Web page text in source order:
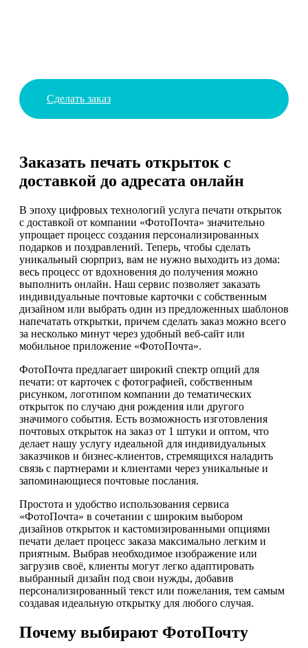
Сделать заказ
Заказать печать открыток с
доставкой до адресата онлайн
В эпоху цифровых технологий услуга печати открыток
с доставкой от компании «ФотоПочта» значительно
упрощает процесс создания персонализированных
подарков и поздравлений. Теперь, чтобы сделать
уникальный сюрприз, вам не нужно выходить из дома:
весь процесс от вдохновения до получения можно
выполнить онлайн. Наш сервис позволяет заказать
индивидуальные почтовые карточки с собственным
дизайном или выбрать один из предложенных шаблонов
напечатать открытки, причем сделать заказ можно всего
за несколько минут через удобный веб-сайт или
мобильное приложение «ФотоПочта».
ФотоПочта предлагает широкий спектр опций для
печати: от карточек с фотографией, собственным
рисунком, логотипом компании до тематических
открыток по случаю дня рождения или другого
значимого события. Есть возможность изготовления
почтовых открыток на заказ от 1 штуки и оптом, что
делает нашу услугу идеальной для индивидуальных
заказчиков и бизнес-клиентов, стремящихся наладить
связь с партнерами и клиентами через уникальные и
запоминающиеся почтовые послания.
Простота и удобство использования сервиса
«ФотоПочта» в сочетании с широким выбором
дизайнов открыток и кастомизированными опциями
печати делает процесс заказа максимально легким и
приятным. Выбрав необходимое изображение или
загрузив своё, клиенты могут легко адаптировать
выбранный дизайн под свои нужды, добавив
персонализированный текст или пожелания, тем самым
создавая идеальную открытку для любого случая.
Почему выбирают ФотоПочту